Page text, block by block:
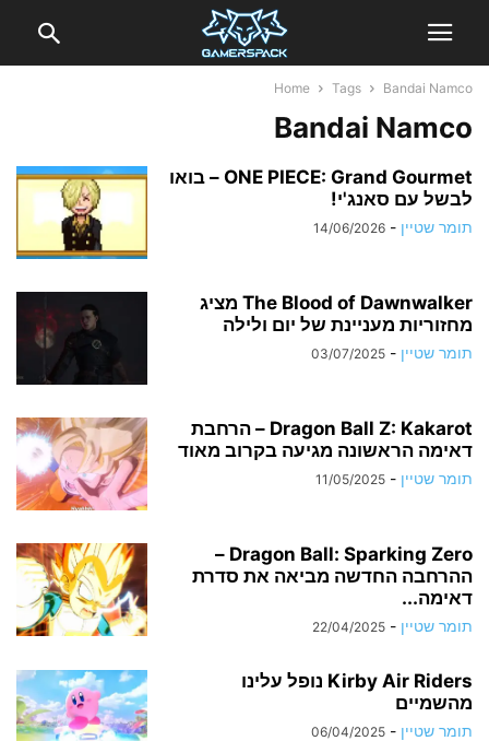
Home Tags Bandai Namco
Bandai Namco
ONE PIECE: Grand Gourmet – בואו
לבשל עם סאנג'י!
תומר שטיין -
14/06/2026
The Blood of Dawnwalker מציג
מחזוריות מעניינת של יום ולילה
תומר שטיין -
03/07/2025
Dragon Ball Z: Kakarot – הרחבת
דאימה הראשונה מגיעה בקרוב מאוד
תומר שטיין -
11/05/2025
Dragon Ball: Sparking Zero –
ההרחבה החדשה מביאה את סדרת
דאימה...
תומר שטיין -
22/04/2025
Kirby Air Riders נופל עלינו
מהשמיים
תומר שטיין -
06/04/2025